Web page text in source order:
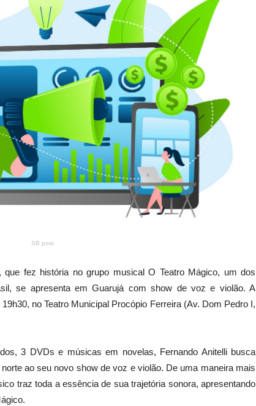
SB post
fez história no grupo musical O Teatro Mágico, um dos
se apresenta em Guarujá com show de voz e violão. A
no Teatro Municipal Procópio Ferreira (Av. Dom Pedro I,
3 DVDs e músicas em novelas, Fernando Anitelli busca
ao seu novo show de voz e violão. De uma maneira mais
traz toda a essência de sua trajetória sonora, apresentando